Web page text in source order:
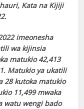
Kata na Kijiji
imeonesha
wa kijinsia
matukio 42,413
Matukio ya ukatili
28 kutoka matukio
11,499 mwaka
watu wengi bado